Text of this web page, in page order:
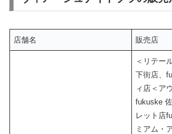
店舗名 販売店
＜リテー
下街店、
ィ店＜ア
fukuske
レット店
ミアム・